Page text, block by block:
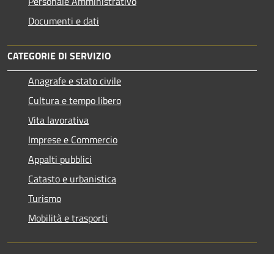
Documenti e dati
CATEGORIE DI SERVIZIO
Anagrafe e stato civile
Cultura e tempo libero
Vita lavorativa
Imprese e Commercio
Appalti pubblici
Catasto e urbanistica
Turismo
Mobilità e trasporti